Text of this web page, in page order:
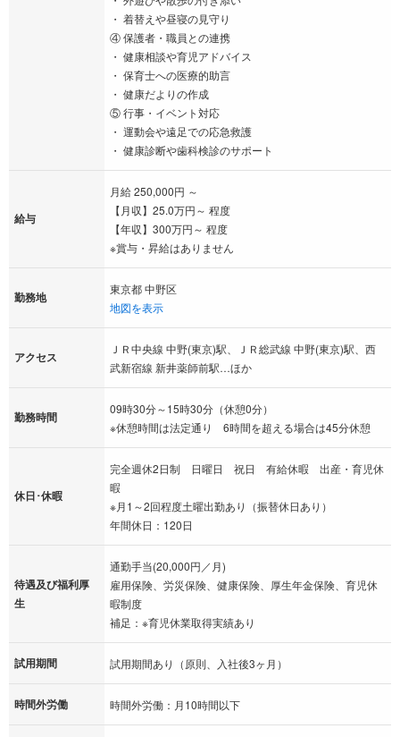
・ 着替えや昼寝の見守り
④ 保護者・職員との連携
・ 健康相談や育児アドバイス
・ 保育士への医療的助言
・ 健康だよりの作成
⑤ 行事・イベント対応
・ 運動会や遠足での応急救護
・ 健康診断や歯科検診のサポート
給与
月給 250,000円 ～
【月収】25.0万円～ 程度
【年収】300万円～ 程度
※賞与・昇給はありません
勤務地
東京都 中野区
地図を表示
アクセス
ＪＲ中央線 中野(東京)駅、ＪＲ総武線 中野(東京)駅、西
武新宿線 新井薬師前駅…ほか
勤務時間
09時30分～15時30分（休憩0分）
※休憩時間は法定通り 6時間を超える場合は45分休憩
休日･休暇
完全週休2日制 日曜日 祝日 有給休暇 出産・育児休
暇
※月1～2回程度土曜出勤あり（振替休日あり）
年間休日：120日
待遇及び福利厚
生
通勤手当(20,000円／月)
雇用保険、労災保険、健康保険、厚生年金保険、育児休
暇制度
補足：※育児休業取得実績あり
試用期間 試用期間あり（原則、入社後3ヶ月）
時間外労働 時間外労働：月10時間以下